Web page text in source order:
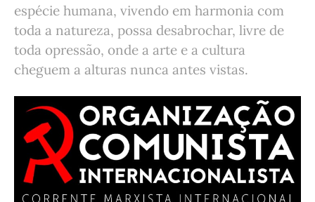
espécie humana, vivendo em harmonia com
toda a natureza, possa desabrochar, livre de
toda opressão, onde a arte e a cultura
cheguem a alturas nunca antes vistas.